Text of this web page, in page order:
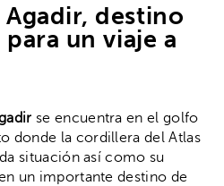
destino
un viaje a
se encuentra en el golfo
donde la cordillera del Atlas
situación así como su
un importante destino de